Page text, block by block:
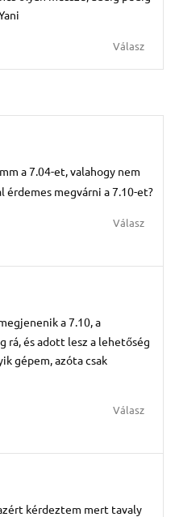
Válasz
a 7.04-et, valahogy nem
érdemes megvárni a 7.10-et?
Válasz
a 7.10, a
és adott lesz a lehetőség
gépem, azóta csak
Válasz
kérdeztem mert tavaly